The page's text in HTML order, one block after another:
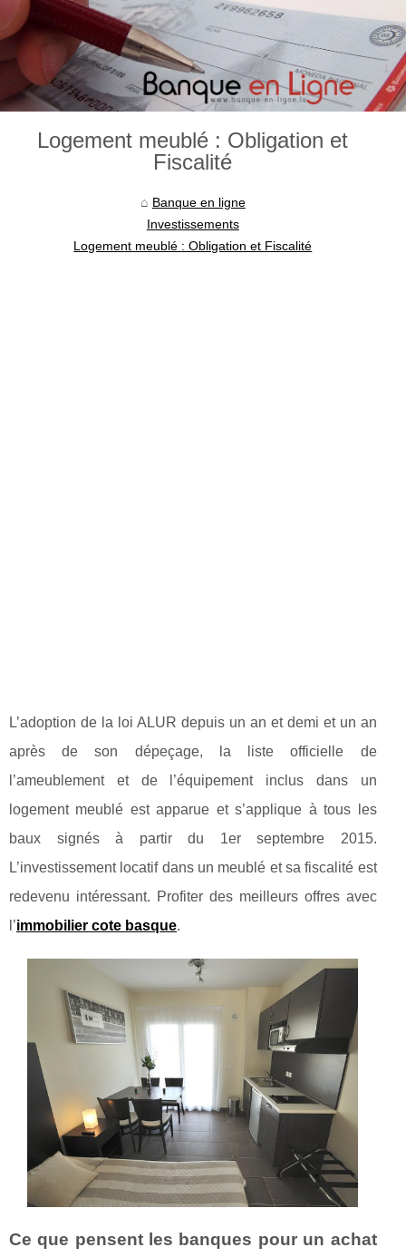
Logement meublé : Obligation et
Fiscalité
Banque en ligne
Investissements
Logement meublé : Obligation et Fiscalité
L’adoption de la loi ALUR depuis un an et demi et un an
après de son dépeçage, la liste officielle de
l’ameublement et de l’équipement inclus dans un
logement meublé est apparue et s’applique à tous les
baux signés à partir du 1er septembre 2015.
L’investissement locatif dans un meublé et sa fiscalité est
redevenu intéressant. Profiter des meilleurs offres avec
l’immobilier cote basque.
Ce que pensent les banques pour un achat